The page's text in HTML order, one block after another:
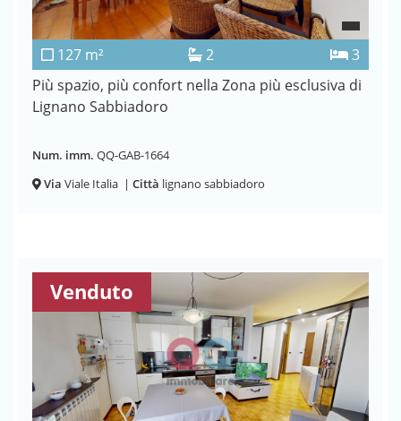
127 m² 2
3
Più spazio, più confort nella Zona più esclusiva di
Lignano Sabbiadoro
Num. imm. QQ-GAB-1664
Via Viale Italia | Città lignano sabbiadoro
Venduto